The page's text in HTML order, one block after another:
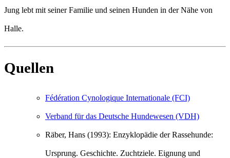
Jung lebt mit seiner Familie und seinen Hunden in der Nähe von
Halle.
Quellen
Fédération Cynologique Internationale (FCI)
Verband für das Deutsche Hundewesen (VDH)
Räber, Hans (1993): Enzyklopädie der Rassehunde:
Ursprung. Geschichte. Zuchtziele. Eignung und